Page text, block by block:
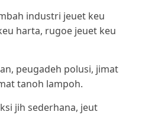
industri jeuet keu
harta, rugoe jeuet keu
peugadeh polusi, jimat
tanoh lampoh.
jih sederhana, jeut